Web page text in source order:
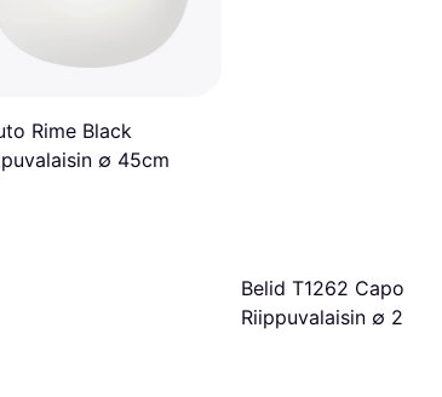
Rime Black
∅ 45cm
Belid T1262 Capo
Riippuvalaisin ∅ 25cm